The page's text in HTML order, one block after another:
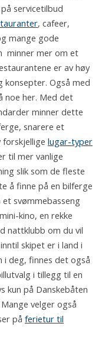
servicetilbud
, cafeer,
mange gode
minner mer om et
er av høy
konsepter. Også med
noe her. Med det
minner dette
snarere et
lugar-typer
til mer vanlige
slik som de fleste
å finne på en bilferge
svømmebasseng
kino, en rekke
nattklubb om du vil
skipet er i land i
i deg, finnes det også
i tillegg til en
kun på Danskebåten
Mange velger også
på ferietur til